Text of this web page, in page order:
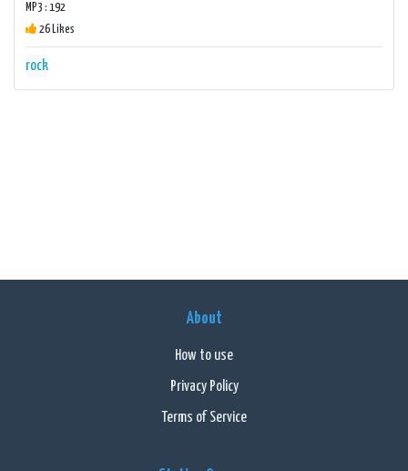
MP3 : 192
26 Likes
rock
About
How to use
Privacy Policy
Terms of Service